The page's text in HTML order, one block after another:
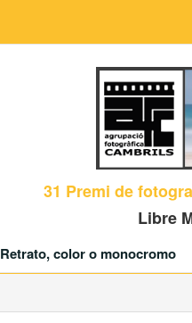
31 Premi de
Libre
Retrato, color o monocromo